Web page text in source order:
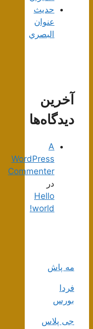
حديث
عنوان
البصري
آخرین
دیدگاه‌ها
A
WordPress
Commenter
در
Hello
world!
مه پاش
فردا
بورس
جی پلاس